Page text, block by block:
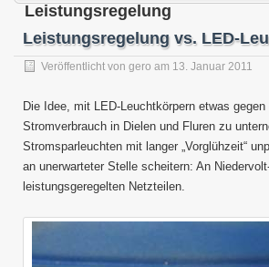
Leistungsregelung
Leistungsregelung vs. LED-
Veröffentlicht von gero am 13. Januar 2011
Die Idee, mit LED-Leuchtkörpern etwas gegen
Stromverbrauch in Dielen und Fluren zu
Stromsparleuchten mit langer „Vorglühzeit“
an unerwarteter Stelle scheitern: An
leistungsgeregelten Netzteilen.